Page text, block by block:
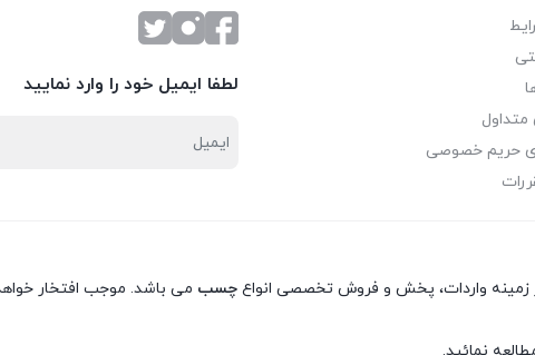
حریم خصوصی
لطفا ایمیل خود را وارد نمایید
واردات، پخش و فروش تخصصی انواع چسب می باشد. موجب افتخار